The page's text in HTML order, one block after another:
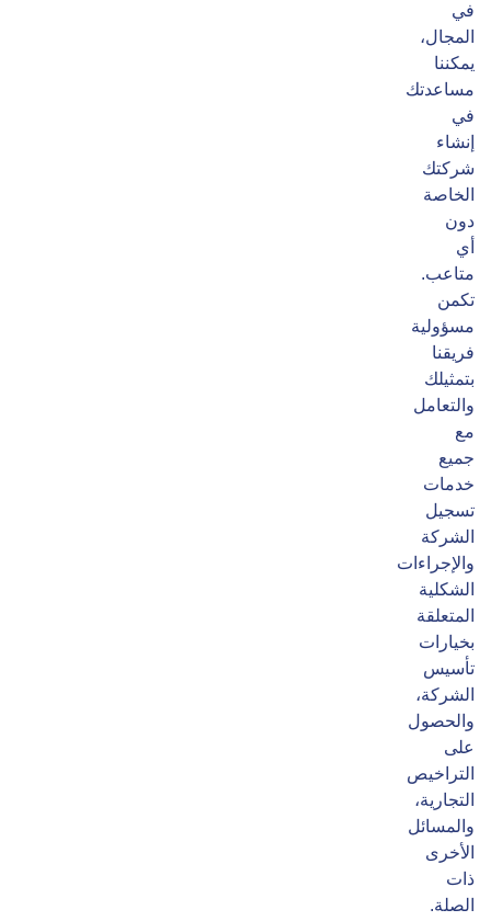
في
المجال،
يمكننا
مساعدتك
في
إنشاء
شركتك
الخاصة
دون
أي
متاعب.
تكمن
مسؤولية
فريقنا
بتمثيلك
والتعامل
مع
جميع
خدمات
تسجيل
الشركة
والإجراءات
الشكلية
المتعلقة
بخيارات
تأسيس
الشركة،
والحصول
على
التراخيص
التجارية،
والمسائل
الأخرى
ذات
الصلة.